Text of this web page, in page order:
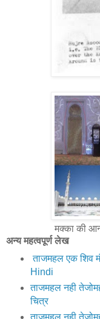
मक्का की
अन्य महत्वपूर्ण लेख
ताजमहल एक शिव
Hindi
ताजमहल नही
चित्र
ताजमहल नही